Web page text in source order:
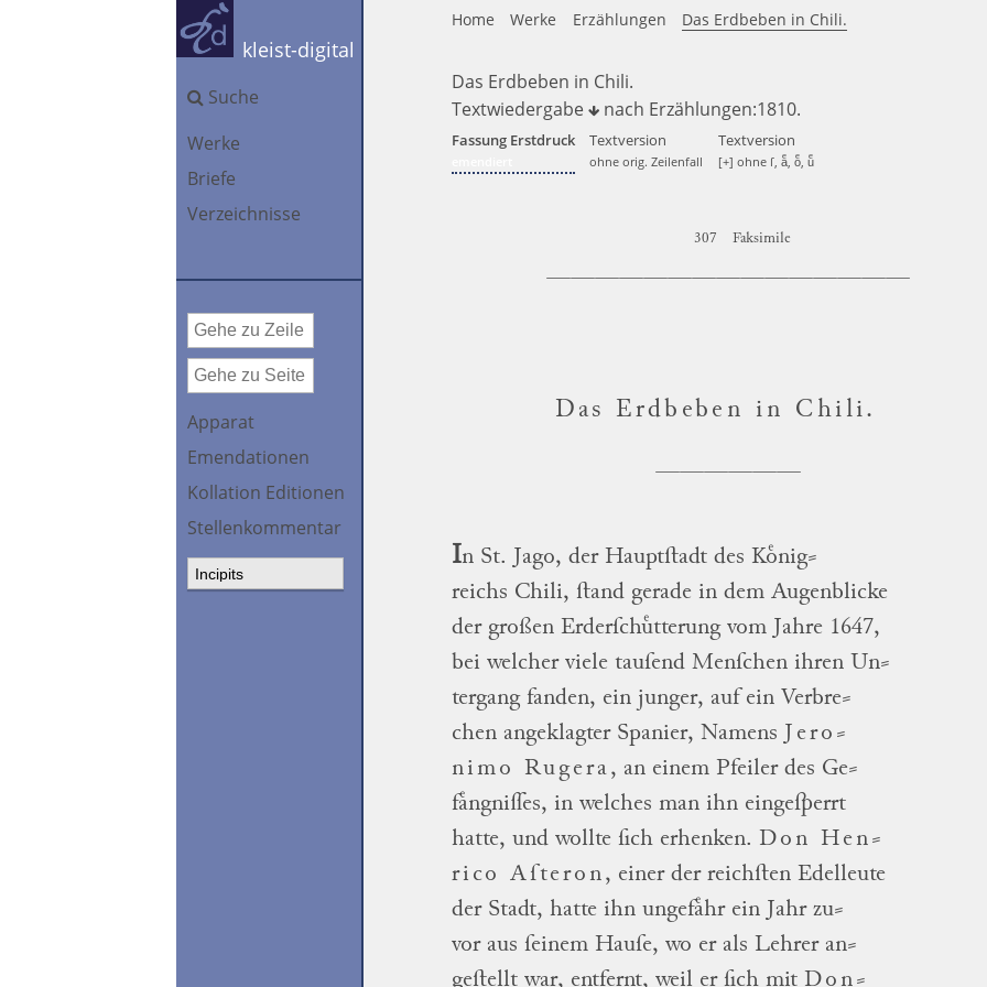
kleist-digital
Suche
Werke
Briefe
Verzeichnisse
Apparat
Emendationen
Kollation Editionen
Stellenkommentar
Home Werke Erzählungen Das Erdbeben in Chili.
Das Erdbeben in Chili.
Textwiedergabe
nach Erzählungen:1810.
Fassung Erstdruck Textversion
ohne orig. Zeilenfall
Textversion
[+] ohne ſ, aͤ, oͤ, uͤ
307 Faksimile
Das Erdbeben in Chili.
In St. Jago, der Hauptſtadt des Koͤnig⸗
reichs Chili, ſtand gerade in dem Augenblicke
der großen Erderſchuͤtterung vom Jahre 1647,
bei welcher viele tauſend Menſchen ihren Un⸗
tergangfanden, ein junger, auf ein Verbre⸗
chen angeklagter Spanier, Namens Jero ⸗
nimo Rugera, an einem Pfeiler des Ge⸗
faͤngniſſes, in welches man ihn eingeſperrt
hatte, und wollte ſich erhenken. DonHen⸗
rico Aſteron, einer der reichſten Edelleute
der Stadt, hatte ihn ungefaͤhr ein Jahr zu⸗
voraus ſeinem Hauſe, wo er als Lehrer an⸗
geſtellt war, entfernt, weil er ſich mit Don⸗